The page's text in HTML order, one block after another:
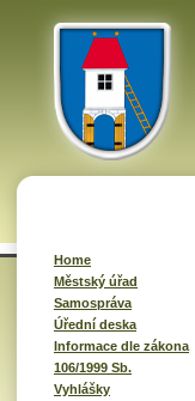
Home
Městský úřad
Samospráva
Úřední deska
Informace dle zákona
106/1999 Sb.
Vyhlášky